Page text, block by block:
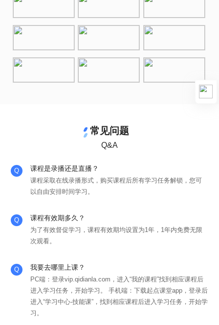
常见问题
Q&A
课程是录播还是直播？
课程采取在线录播形式，购买课程后所有学习任务解锁，您可
以自由安排时间学习。
课程有效期多久？
为了有效督促学习，课程有效期均设置为1年，1年内免费无限
次观看。
我要去哪里上课？
PC端：登录vip.qidianla.com，进入“我的课程”找到相应课程后
进入学习任务，开始学习。 手机端：下载起点课堂app，登录后
进入“学习中心-技能课”，找到相应课程后进入学习任务，开始学
习。